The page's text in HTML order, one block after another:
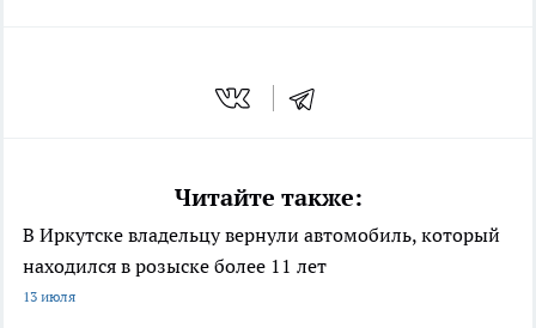
Читайте также:
В Иркутске владельцу вернули автомобиль, который
находился в розыске более 11 лет
13 июля